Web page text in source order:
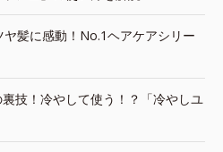
ヤ髪に感動！No.1ヘアケアシリー
裏技！冷やして使う！？「冷やしユ